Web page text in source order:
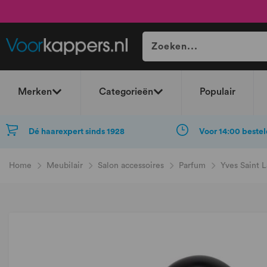
Merken Categorieën Populair
Dé haarexpert sinds 1928 Voor 14:00
Home Meubilair Salon accessoires Parfum Yves Saint